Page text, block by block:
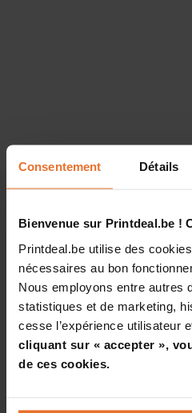
Consentement Détails
Bienvenue sur Printdeal.be !
Printdeal.be utilise des
nécessaires au bon
Nous employons entre autres
statistiques et de marketing,
cesse l’expérience utilisateur
cliquant sur « accepter »,
de ces cookies.